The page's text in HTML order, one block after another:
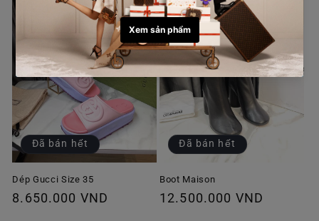
Đã bán hết
Dép Gucci Size 35
Giá
8.650.000 VND
Đã bán hết
Boot Maison
Giá
12.500.000 VND